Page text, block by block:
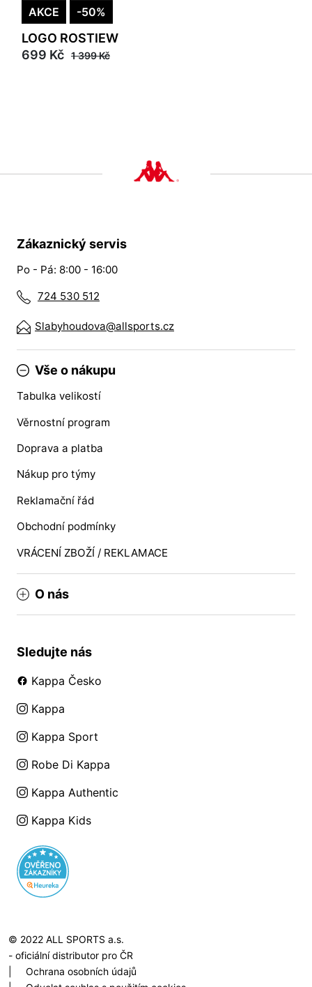
AKCE -50%
LOGO ROSTIEW
699 Kč 1 399 Kč
Zákaznický servis
Po - Pá: 8:00 - 16:00
724 530 512
Slabyhoudova@allsports.cz
Vše o nákupu
Tabulka velikostí
Věrnostní program
Doprava a platba
Nákup pro týmy
Reklamační řád
Obchodní podmínky
VRÁCENÍ ZBOŽÍ / REKLAMACE
O nás
Sledujte nás
Kappa Česko
Kappa
Kappa Sport
Robe Di Kappa
Kappa Authentic
Kappa Kids
© 2022 ALL SPORTS a.s.
- oficiální distributor pro ČR
Ochrana osobních údajů